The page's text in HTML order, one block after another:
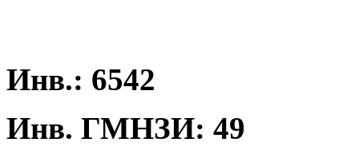
Инв.: 6542
Инв. ГМНЗИ: 49